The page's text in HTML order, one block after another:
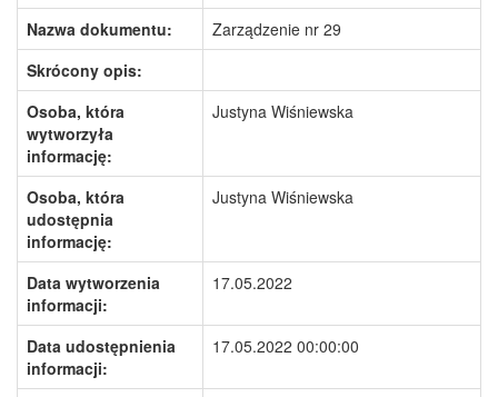
Nazwa dokumentu:
Zarządzenie nr 29
Skrócony opis:
Osoba, która
wytworzyła
informację:
Justyna Wiśniewska
Osoba, która
udostępnia
informację:
Justyna Wiśniewska
Data wytworzenia
informacji:
17.05.2022
Data udostępnienia
informacji:
17.05.2022 00:00:00